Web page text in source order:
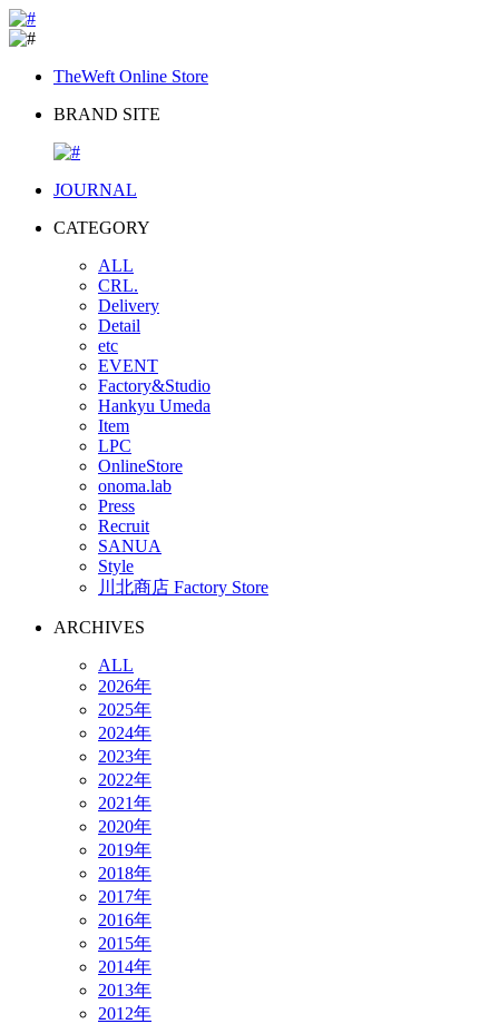
TheWeft Online Store
BRAND SITE
JOURNAL
CATEGORY
ALL
CRL.
Delivery
Detail
etc
EVENT
Factory&Studio
Hankyu Umeda
Item
LPC
OnlineStore
onoma.lab
Press
Recruit
SANUA
Style
川北商店 Factory Store
ARCHIVES
ALL
2026年
2025年
2024年
2023年
2022年
2021年
2020年
2019年
2018年
2017年
2016年
2015年
2014年
2013年
2012年